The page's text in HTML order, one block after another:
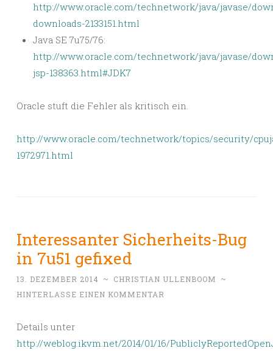
http://www.oracle.com/technetwork/java/javase/
downloads-2133151.html
Java SE 7u75/76:
http://www.oracle.com/technetwork/java/javase/
jsp-138363.html#JDK7
Oracle stuft die Fehler als kritisch ein.
http://www.oracle.com/technetwork/topics/security/
1972971.html
Interessanter Sicherheits-Bug
in 7u51 gefixed
13. DEZEMBER 2014 ~ CHRISTIAN ULLENBOOM
~
HINTERLASSE EINEN KOMMENTAR
Details unter
http://weblog.ikvm.net/2014/01/16/